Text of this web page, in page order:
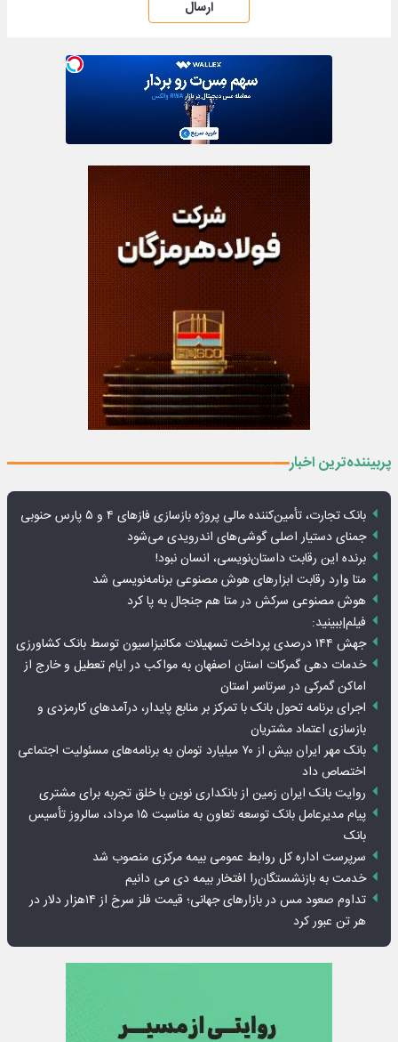
ارسال
پربیننده‌ترین اخبار
بانک تجارت، تأمین‌کننده مالی پروژه بازسازی فازهای ۴ و ۵ پارس حنوبی
جمنای دستیار اصلی گوشی‌های اندرویدی می‌شود
برنده این رقابت داستان‌نویسی، انسان نبود!
متا وارد رقابت ابزارهای هوش مصنوعی برنامه‌نویسی شد
هوش مصنوعی سرکش در متا هم جنجال به پا کرد
فیلم|ببینید:
جهش ۱۴۴ درصدی پرداخت تسهیلات مکانیزاسیون توسط بانک کشاورزی
خدمات دهی گمرکات استان اصفهان به مواکب در ایام تعطیل و خارج از
اماکن گمرکی در سرتاسر استان
اجرای برنامه تحول بانک با تمرکز بر منابع پایدار، درآمدهای کارمزدی و
بازسازی اعتماد مشتریان
بانک مهر ایران بیش از ۷۰ میلیارد تومان به برنامه‌های مسئولیت اجتماعی
اختصاص داد
روایت بانک ایران زمین از بانکداری نوین با خلق تجربه برای مشتری
پیام مدیرعامل بانک توسعه تعاون به مناسبت ۱۵ مرداد، سالروز تأسیس
بانک
سرپرست اداره کل روابط عمومی بیمه مرکزی منصوب شد
خدمت به بازنشستگان‌را افتخار بیمه دی می دانیم
تداوم صعود مس در بازارهای جهانی؛ قیمت فلز سرخ از ۱۴هزار دلار در
هر تن عبور کرد